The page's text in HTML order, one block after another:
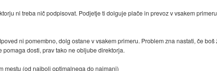
ni treba nič podpisovat. Podjetje ti dolguje plače in prevoz v vsakem
ni pomembno, dolg ostane v vsakem primeru. Problem zna nastati, če
pomaga dosti, prav tako ne obljube direktorja.
mestu (od najbolj optimalnega do najmanj)